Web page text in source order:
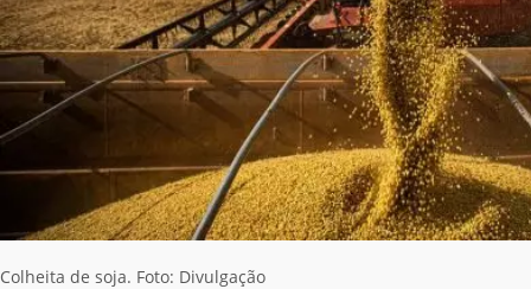
Colheita de soja. Foto: Divulgação